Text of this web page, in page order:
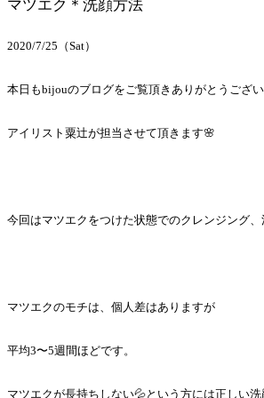
マツエク＊洗顔方法
2020/7/25（Sat）
本日もbijouのブログをご覧頂きありがとうござ
アイリスト粟辻が担当させて頂きます🌸
マツエクのモチは、個人差はありますが
平均3〜5週間ほどです。
マツエクが長持ちしない💦という方には正しい